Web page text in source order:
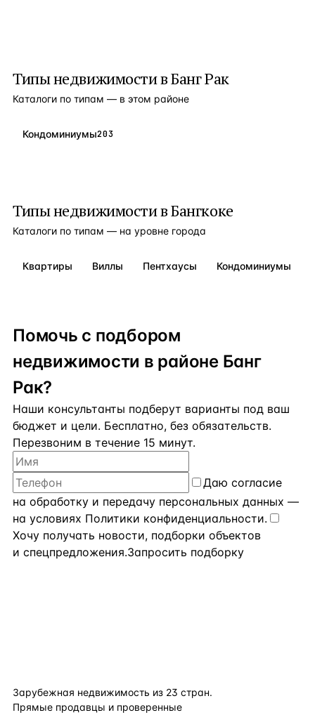
Типы недвижимости вБанг Рак
Каталоги по типам — в этом районе
Кондоминиумы203
Типы недвижимости вБангкоке
Каталоги по типам — на уровне города
Квартиры Виллы Пентхаусы Кондоминиумы
Помочь с подбором
недвижимости в районе Банг
Рак?
Наши консультанты подберут варианты под ваш
бюджет и цели. Бесплатно, без обязательств.
Перезвоним в течение 15 минут.
Даю согласие
на обработку и передачу персональных данных —
на условиях Политики конфиденциальности.
Хочу получать новости, подборки объектов
и спецпредложения.Запросить подборку
Зарубежная недвижимость из 23 стран.
Прямые продавцы и проверенные